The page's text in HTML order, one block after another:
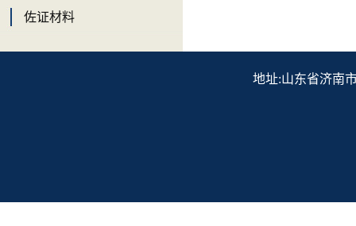
佐证材料
地址:山东省济南